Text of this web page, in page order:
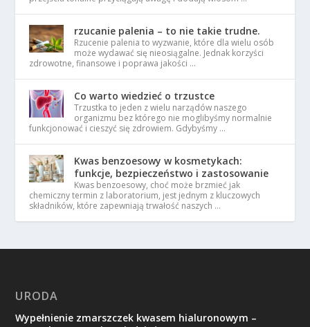
rzucanie palenia – to nie takie trudne.
Rzucenie palenia to wyzwanie, które dla wielu osób
może wydawać się nieosiągalne. Jednak korzyści
zdrowotne, finansowe i poprawa jakości …
Co warto wiedzieć o trzustce
Trzustka to jeden z wielu narządów naszego
organizmu bez którego nie moglibyśmy normalnie
funkcjonować i cieszyć się zdrowiem. Gdybyśmy …
Kwas benzoesowy w kosmetykach:
funkcje, bezpieczeństwo i zastosowanie
Kwas benzoesowy, choć może brzmieć jak
chemiczny termin z laboratorium, jest jednym z kluczowych
składników, które zapewniają trwałość naszych …
URODA
Wypełnienie zmarszczek kwasem hialuronowym –